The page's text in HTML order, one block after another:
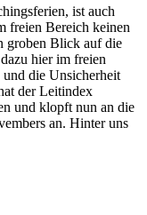
ist auch
freien Bereich keinen
groben Blick auf die
hier im freien
die Unsicherheit
der Leitindex
und klopft nun an die
an. Hinter uns